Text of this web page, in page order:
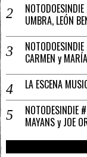
UMBRA, LEÓN
CARMEN y
LA ESCENA
NOTODESINDIE
MAYANS y JOE